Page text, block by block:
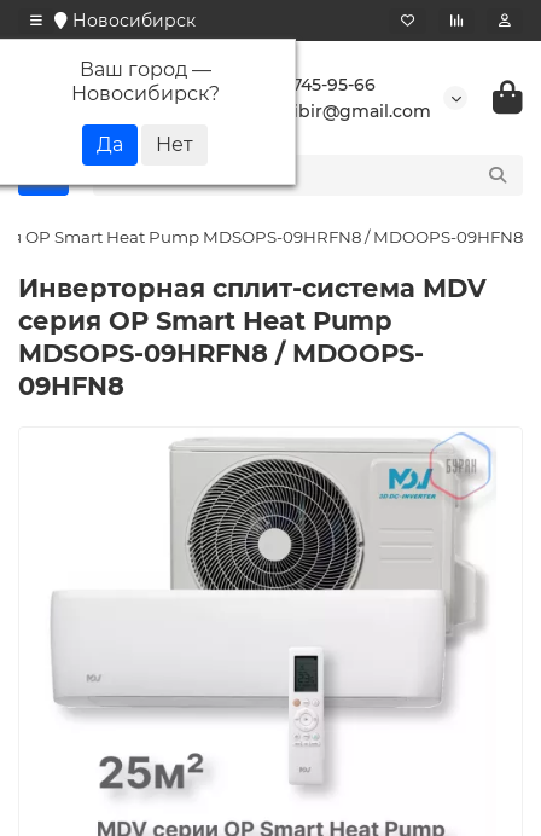
Новосибирск
Ваш город —
Новосибирск?
+7 923 745-95-66
buransibir@gmail.com
OP Smart Heat Pump MDSOPS-09HRFN8 / MDOOPS-09HFN8
Инверторная сплит-система MDV
серия OP Smart Heat Pump
MDSOPS-09HRFN8 / MDOOPS-
09HFN8